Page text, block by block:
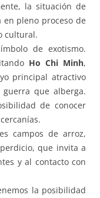
la situación de
en pleno proceso de
cultural.
de exotismo.
Ho Chi Minh,
principal atractivo
que alberga.
de conocer
campos de arroz,
que invita a
y al contacto con
la posibilidad